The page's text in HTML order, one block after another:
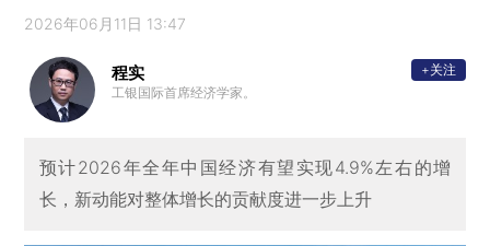
2026年06月11日 13:47
程实
工银国际首席经济学家。
+关注
预计2026年全年中国经济有望实现4.9%左右的增
长，新动能对整体增长的贡献度进一步上升